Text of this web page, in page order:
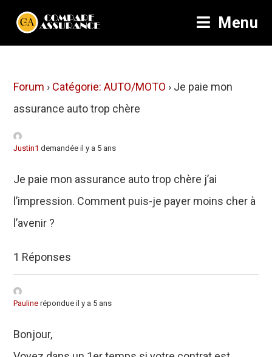
Menu
Forum › Catégorie: AUTO/MOTO › Je paie mon
assurance auto trop chère
Justin1 demandée il y a 5 ans
Je paie mon assurance auto trop chère j’ai
l’impression. Comment puis-je payer moins cher à
l’avenir ?
1 Réponses
Pauline répondue il y a 5 ans
Bonjour,